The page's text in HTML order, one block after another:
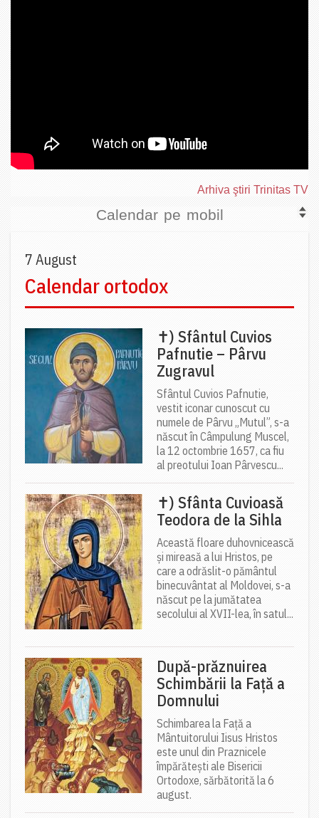
Arhiva ştiri Trinitas TV
Calendar pe mobil
7 August
Calendar ortodox
✝) Sfântul Cuvios
Pafnutie – Pârvu
Zugravul
Sfântul Cuvios Pafnutie,
vestit iconar cunoscut cu
numele de Pârvu „Mutul”, s-a
născut în Câmpulung Muscel,
la 12 octombrie 1657, ca fiu
al preotului Ioan Pârvescu...
✝) Sfânta Cuvioasă
Teodora de la Sihla
Această floare duhovnicească
și mireasă a lui Hristos, pe
care a odrăslit-o pământul
binecuvântat al Moldovei, s-a
născut pe la jumătatea
secolului al XVII-lea, în satul...
După-prăznuirea
Schimbării la Față a
Domnului
Schimbarea la Față a
Mântuitorului Iisus Hristos
este unul din Praznicele
împărătești ale Bisericii
Ortodoxe, sărbătorită la 6
august.